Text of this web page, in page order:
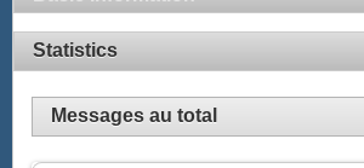
Statistics
Messages au total